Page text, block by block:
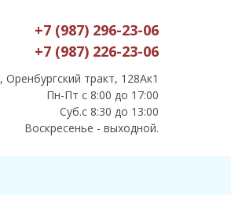
+7 (987) 296-23-06
+7 (987) 226-23-06
Оренбургский тракт, 128Ак1
Пн-Пт с 8:00 до 17:00
Суб.с 8:30 до 13:00
Воскресенье - выходной.